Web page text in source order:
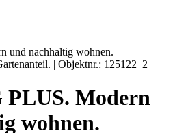
und nachhaltig wohnen.
| Objektnr.: 125122_2
Modern
wohnen.